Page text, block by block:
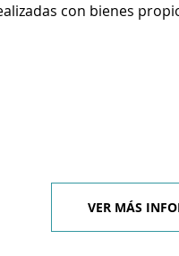
con bienes
VER MÁS